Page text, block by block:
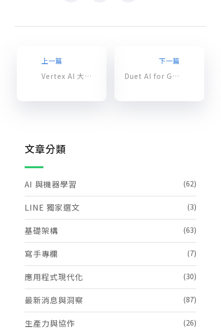
上一篇
Vertex AI 大更新 – 企業能利用生成式 AI 的建構無限可能
下一篇
Duet AI for Google Workspace 強勢登場！試用體驗現已開放申請
文章分類
AI 與機器學習 (62)
LINE 獨家選文 (3)
基礎架構 (63)
寫手專欄 (7)
應用程式現代化 (30)
最新消息與洞察 (87)
生產力與協作 (26)